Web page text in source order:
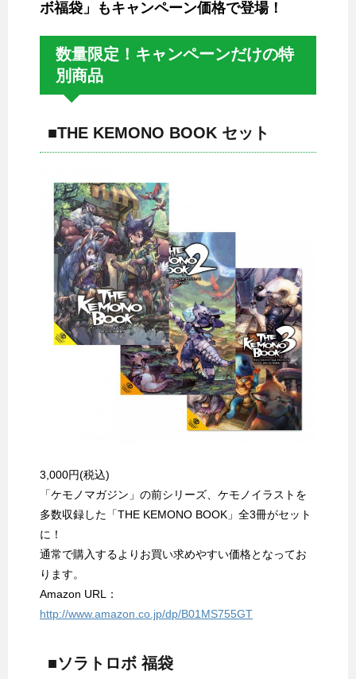
ボ福袋」もキャンペーン価格で登場！
数量限定！キャンペーンだけの特
別商品
■THE KEMONO BOOK セット
3,000円(税込)
「ケモノマガジン」の前シリーズ、ケモノイラストを
多数収録した「THE KEMONO BOOK」全3冊がセット
に！
通常で購入するよりお買い求めやすい価格となってお
ります。
Amazon URL：
http://www.amazon.co.jp/dp/B01MS755GT
■ソラトロボ 福袋